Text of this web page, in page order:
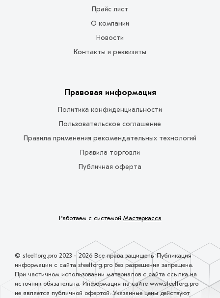
Прайс лист
О компании
Новости
Контакты и реквизиты
Правовая информация
Политика конфиденциальности
Пользовательское соглашение
Правила применения рекомендательных технологий
Правила торговли
Публичная оферта
Работаем с системой Мастеркасса
© steeltorg.pro 2023 - 2026 Все права защищены Публикация
информации с сайта steeltorg.pro без разрешения запрещена.
При частичном использовании материалов с сайта ссылка на
источник обязательна. Информация на сайте www.steeltorg.pro
не является публичной офертой. Указанные цены действуют